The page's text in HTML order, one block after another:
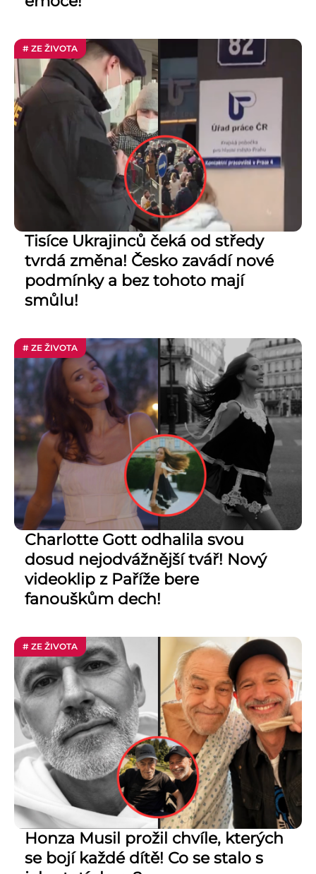
# ZE ŽIVOTA
Tisíce Ukrajinců čeká od středy
tvrdá změna! Česko zavádí nové
podmínky a bez tohoto mají
smůlu!
# ZE ŽIVOTA
Charlotte Gott odhalila svou
dosud nejodvážnější tvář! Nový
videoklip z Paříže bere
fanouškům dech!
# ZE ŽIVOTA
Honza Musil prožil chvíle, kterých
se bojí každé dítě! Co se stalo s